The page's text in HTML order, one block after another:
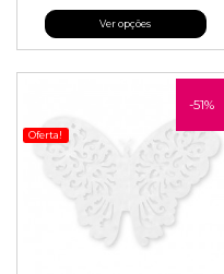
Ver opções
-51%
Oferta!